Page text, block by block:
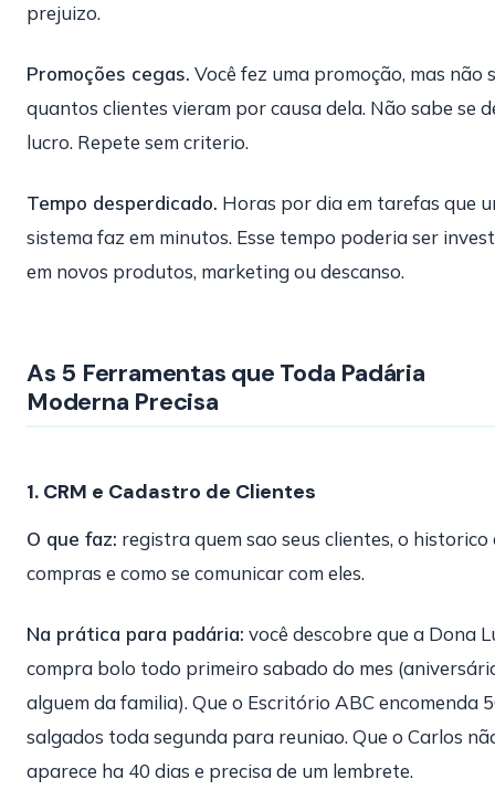
prejuizo.
Promoções cegas. Você fez uma promoção, mas não
quantos clientes vieram por causa dela. Não sabe se
lucro. Repete sem criterio.
Tempo desperdicado. Horas por dia em tarefas que
sistema faz em minutos. Esse tempo poderia ser
em novos produtos, marketing ou descanso.
As 5 Ferramentas que Toda Padária
Moderna Precisa
1. CRM e Cadastro de Clientes
O que faz: registra quem sao seus clientes, o historico
compras e como se comunicar com eles.
Na prática para padária: você descobre que a Dona
compra bolo todo primeiro sabado do mes
alguem da familia). Que o Escritório ABC encomenda
salgados toda segunda para reuniao. Que o Carlos
aparece ha 40 dias e precisa de um lembrete.